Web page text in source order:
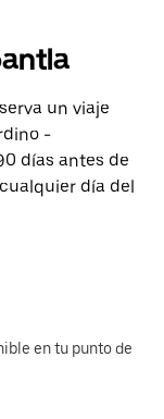
un viaje
-
días antes de
día del
en tu punto de